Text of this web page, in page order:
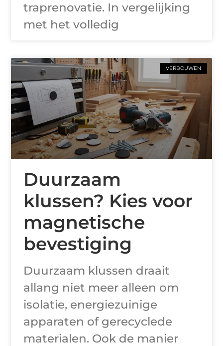
traprenovatie. In vergelijking
met het volledig
VERBOUWEN
Duurzaam
klussen? Kies voor
magnetische
bevestiging
Duurzaam klussen draait
allang niet meer alleen om
isolatie, energiezuinige
apparaten of gerecyclede
materialen. Ook de manier